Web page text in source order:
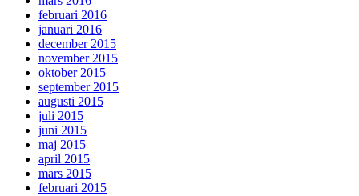
februari 2016
januari 2016
december 2015
november 2015
oktober 2015
september 2015
augusti 2015
juli 2015
juni 2015
maj 2015
april 2015
mars 2015
februari 2015